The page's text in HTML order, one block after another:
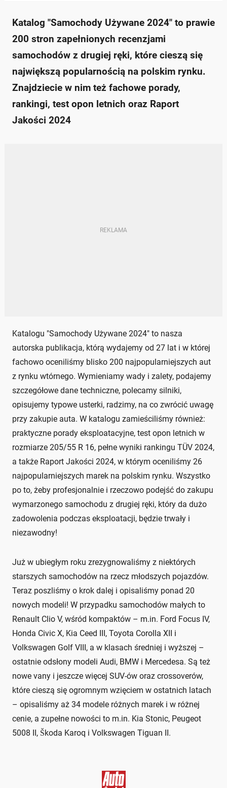
Katalog "Samochody Używane 2024" to prawie
200 stron zapełnionych recenzjami
samochodów z drugiej ręki, które cieszą się
największą popularnością na polskim rynku.
Znajdziecie w nim też fachowe porady,
rankingi, test opon letnich oraz Raport
Jakości 2024
Katalogu "Samochody Używane 2024" to nasza
autorska publikacja, którą wydajemy od 27 lat i w której
fachowo oceniliśmy blisko 200 najpopularniejszych aut
z rynku wtórnego. Wymieniamy wady i zalety, podajemy
szczegółowe dane techniczne, polecamy silniki,
opisujemy typowe usterki, radzimy, na co zwrócić uwagę
przy zakupie auta. W katalogu zamieściliśmy również:
praktyczne porady eksploatacyjne, test opon letnich w
rozmiarze 205/55 R 16, pełne wyniki rankingu TÜV 2024,
a także Raport Jakości 2024, w którym oceniliśmy 26
najpopularniejszych marek na polskim rynku. Wszystko
po to, żeby profesjonalnie i rzeczowo podejść do zakupu
wymarzonego samochodu z drugiej ręki, który da dużo
zadowolenia podczas eksploatacji, będzie trwały i
niezawodny!
Już w ubiegłym roku zrezygnowaliśmy z niektórych
starszych samochodów na rzecz młodszych pojazdów.
Teraz poszliśmy o krok dalej i opisaliśmy ponad 20
nowych modeli! W przypadku samochodów małych to
Renault Clio V, wśród kompaktów – m.in. Ford Focus IV,
Honda Civic X, Kia Ceed III, Toyota Corolla XII i
Volkswagen Golf VIII, a w klasach średniej i wyższej –
ostatnie odsłony modeli Audi, BMW i Mercedesa. Są też
nowe vany i jeszcze więcej SUV-ów oraz crossoverów,
które cieszą się ogromnym wzięciem w ostatnich latach
– opisaliśmy aż 34 modele różnych marek i w różnej
cenie, a zupełne nowości to m.in. Kia Stonic, Peugeot
5008 II, Škoda Karoq i Volkswagen Tiguan II.